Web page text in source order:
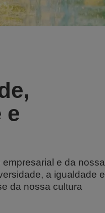
e
e da nossa
a igualdade e
da nossa cultura